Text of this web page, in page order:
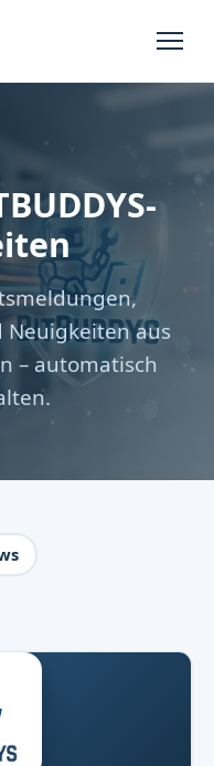
Neuigkeiten aus
– automatisch